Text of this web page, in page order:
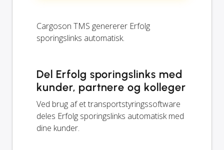
Cargoson TMS genererer Erfolg
sporingslinks automatisk.
Del Erfolg sporingslinks med
kunder, partnere og kolleger
Ved brug af et transportstyringssoftware
deles Erfolg sporingslinks automatisk med
dine kunder.